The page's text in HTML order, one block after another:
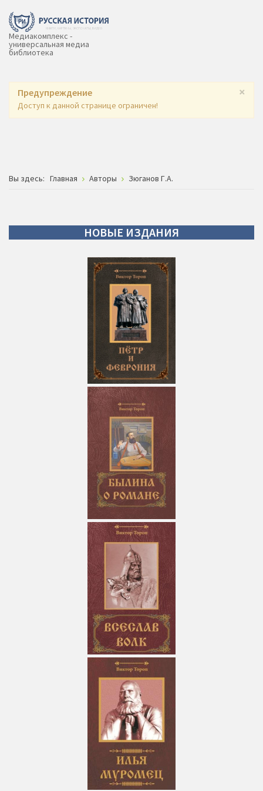
Медиакомплекс -
универсальная медиа
библиотека
×
Предупреждение
Доступ к данной странице ограничен!
Вы здесь: Главная Авторы Зюганов Г.А.
НОВЫЕ ИЗДАНИЯ